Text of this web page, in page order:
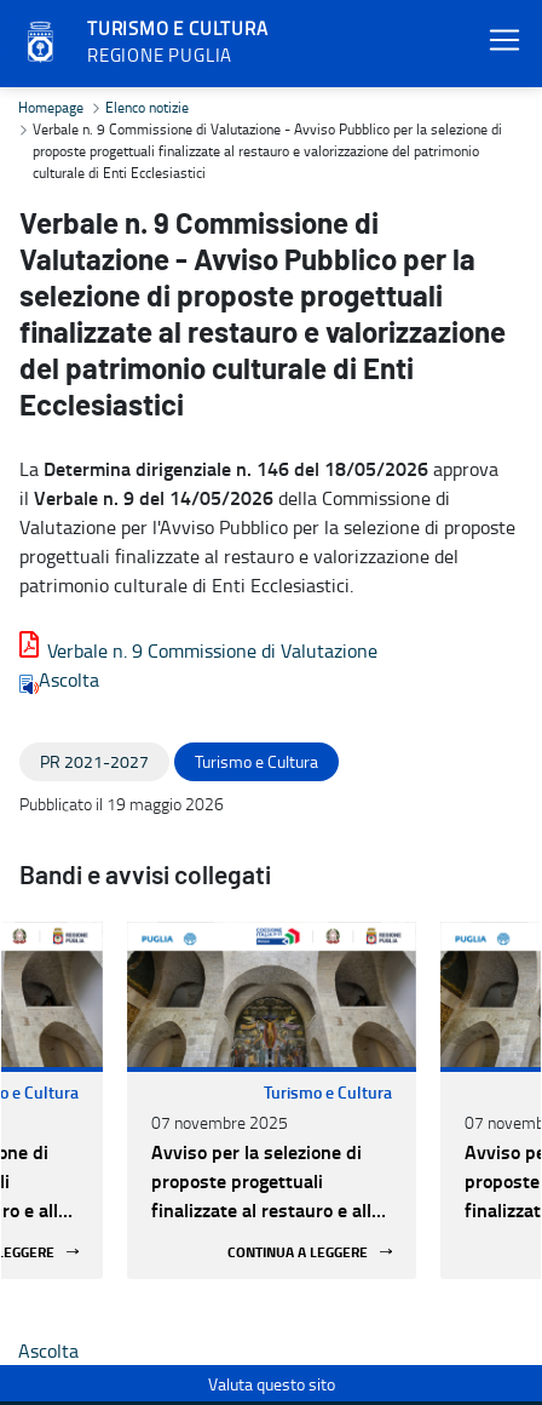
TURISMO E CULTURA
REGIONE PUGLIA
Verbale n. 9 Commissione di Valutazione - Avviso Pubblico per
Homepage
Elenco notizie
Verbale n. 9 Commissione di Valutazione - Avviso Pubblico per la selezione di
proposte progettuali finalizzate al restauro e valorizzazione del patrimonio
culturale di Enti Ecclesiastici
Verbale n. 9 Commissione di
Valutazione - Avviso Pubblico per la
selezione di proposte progettuali
finalizzate al restauro e valorizzazione
del patrimonio culturale di Enti
Ecclesiastici
La Determina dirigenziale n. 146 del 18/05/2026approva
il Verbale n. 9 del 14/05/2026della Commissione di
Valutazione per l'Avviso Pubblico per la selezione di proposte
progettuali finalizzate al restauro e valorizzazione del
patrimonio culturale di Enti Ecclesiastici.
Verbale n. 9 Commissione di Valutazione
Ascolta
PR 2021-2027
Turismo e Cultura
Pubblicato il 19 maggio 2026
Bandi e avvisi collegati
e Cultura
di
e alla
Turismo e Cultura
07 novembre 2025
Avviso per la selezione di
proposte progettuali
finalizzate al restauro e alla
CONTINUA A LEGGERE
07
Avviso
Ascolta
Valuta questo sito